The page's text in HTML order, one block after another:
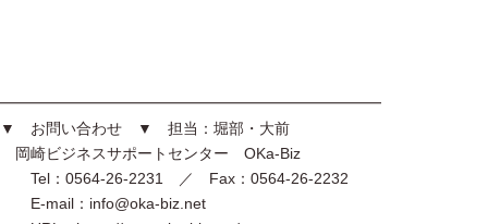
━━━━━━━━━━━━━━━━━━━━━━━━━
▼ お問い合わせ ▼ 担当：堀部・大前
岡崎ビジネスサポートセンター OKa-Biz
Tel：0564-26-2231 ／ Fax：0564-26-2232
E-mail：info@oka-biz.net